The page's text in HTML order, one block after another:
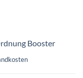
Booster